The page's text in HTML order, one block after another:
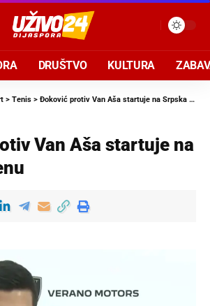
DRUŠTVO KULTURA
> Tenis > Đoković protiv Van Aša startuje na Srpska openu
Van Aša startuje na